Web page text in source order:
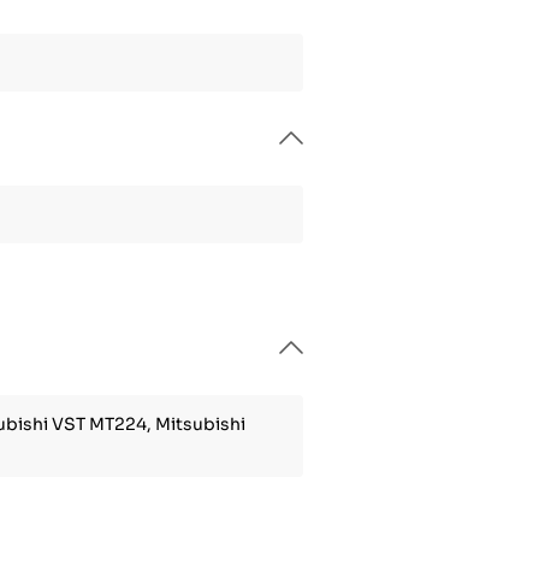
VST MT224, Mitsubishi